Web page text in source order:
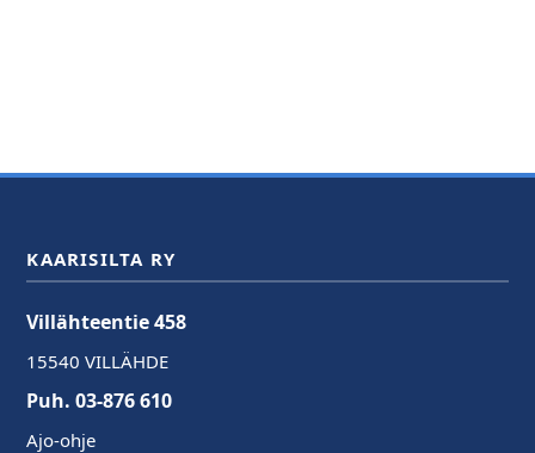
KAARISILTA RY
Villähteentie 458
15540 VILLÄHDE
Puh. 03-876 610
Ajo-ohje